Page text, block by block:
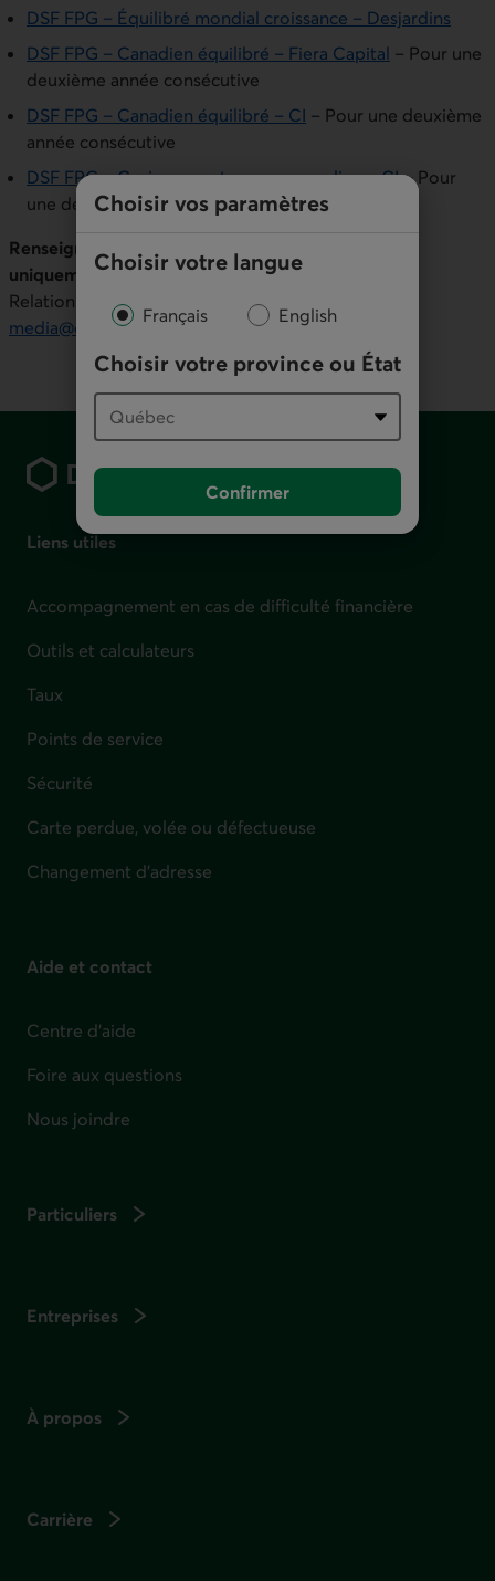
Choisir vos paramètres
Choisir votre langue
Français English
Choisir votre province ou État
Confirmer
DSF FPG – Équilibré mondial croissance – Desjardins
DSF FPG – Canadien équilibré – Fiera Capital – Pour une
deuxième année consécutive
DSF FPG – Canadien équilibré – CI – Pour une deuxième
année consécutive
DSF FPG – Croissance et revenu canadien – CI– Pour
une deuxième année consécutive
Renseignements (à l’intention des journalistes
uniquement) :
Relations publiques, Mouvement Desjardins
media@desjardins.com
Pied de page
Liens utiles
Accompagnement en cas de difficulté financière
Outils et calculateurs
Taux
Points de service
Sécurité
Carte perdue, volée ou défectueuse
Changement d'adresse
Aide et contact
Centre d'aide
Foire aux questions
Nous joindre
Particuliers
Entreprises
À propos
Carrière